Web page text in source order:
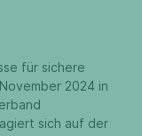
für sichere
2024 in
sich auf der